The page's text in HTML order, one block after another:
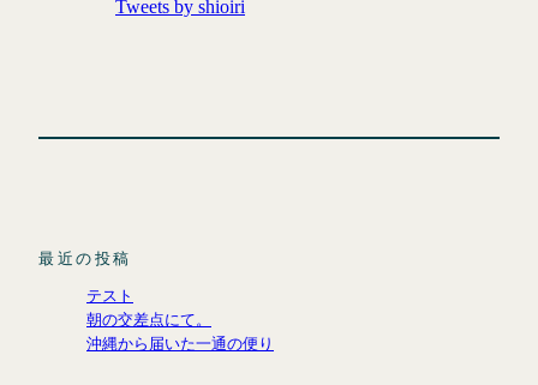
Tweets by shioiri
最近の投稿
テスト
朝の交差点にて。
沖縄から届いた一通の便り